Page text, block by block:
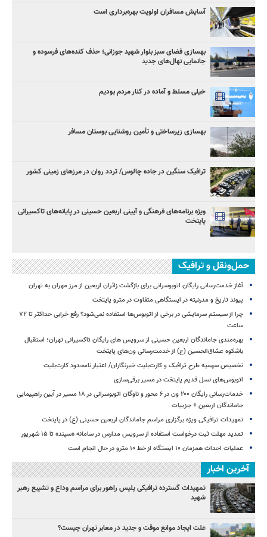
آسایش مسافران اولویت بهره‌برداری است
بهسازی فضای سبز بلوار شهید جوزانی؛ حذف کنده‌های فرسوده و
جانمایی نهال‌های جدید
خیلی مسلط و آماده در کنار مردم بودیم
بهسازی زیرساختی و تأمین روشنایی بوستان مسافر
ترافیک سنگین در جاده چالوس/ تردد روان در مرزهای زمینی کشور
ویژه برنامه‌های فرهنگی و آیینی اربعین حسینی در پایانه‌های تاکسیرانی
پایتخت
حمل‌ونقل و ترافیک
آغاز خدمت‌رسانی رایگان اتوبوسرانی برای بازگشت زائران اربعین از مرز مهران به تهران
پیوند تاریخ و مدرنیته در ایستگاهی متفاوت در مترو پایتخت
چرا از سیستم سرمایشی در برخی از اتوبوس‌ها استفاده نمی‌شود؟ رفع خرابی حداکثر تا ۷۲
ساعت
بهره‌مندی جاماندگان اربعین حسینی از سرویس‌ های رایگان تاکسیرانی تهران؛ استقبال
باشکوه عشاق‌الحسین (ع) از خدمت‌رسانی ون‌های پایتخت
تخصیص سهمیه طرح ترافیک و کارت‌بلیت خبرنگاران/ اعتبار نامحدود کارت‌بلیت
اتوبوس‌های نسل قدیم پایتخت در مسیر برقی‌سازی
خدمات‌رسانی رایگان ۲۰۰ ون در ۶ محور و ناوگان اتوبوسرانی در ۱۸ مسیر در آیین راهپیمایی
جاماندگان اربعین + جزییات
تمهیدات ترافیکی ویژه برگزاری مراسم جاماندگان اربعین حسینی (ع) در پایتخت
تمدید مهلت ثبت درخواست استفاده از سرویس مدارس در سامانه «سپند» تا ۱۵ شهریور
عملیات احداث همزمان ۱۰ ایستگاه از خط ۱۰ مترو در حال انجام است
آخرین اخبار
تمهیدات گسترده ترافیکی پلیس راهور برای مراسم وداع و تشییع رهبر
شهید
علت ایجاد موانع موقت و جدید در معابر تهران چیست؟